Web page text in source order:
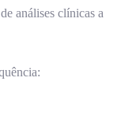
análises clínicas a